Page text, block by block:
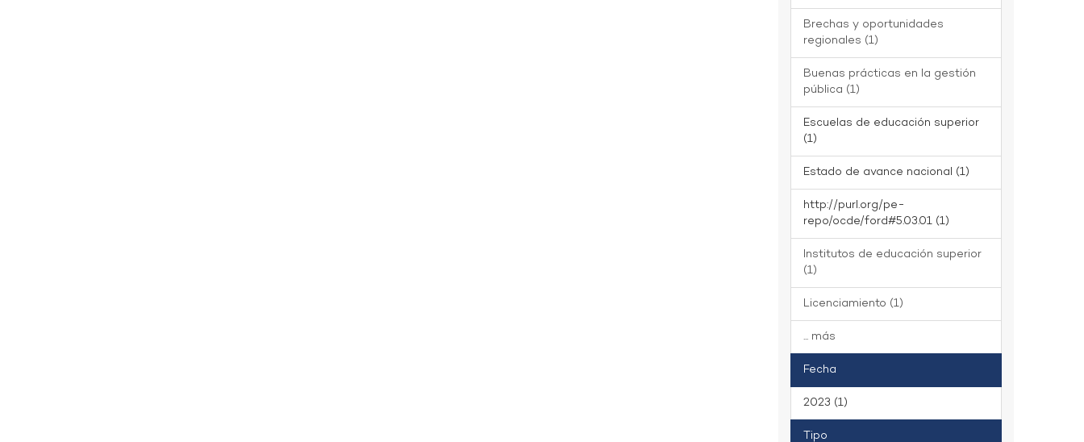
Brechas y oportunidades
regionales (1)
Buenas prácticas en la gestión
pública (1)
Escuelas de educación superior
(1)
Estado de avance nacional (1)
http://purl.org/pe-
repo/ocde/ford#5.03.01 (1)
Institutos de educación superior
(1)
Licenciamiento (1)
... más
Fecha
2023 (1)
Tipo